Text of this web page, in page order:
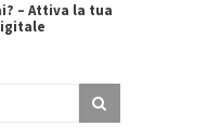
– Attiva la tua